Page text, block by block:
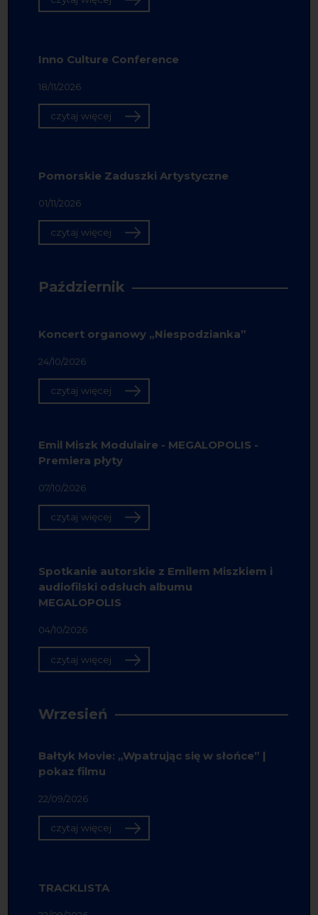
Inno Culture Conference
18/11/2026
czytaj więcej
Pomorskie Zaduszki Artystyczne
01/11/2026
czytaj więcej
Październik
Koncert organowy „Niespodzianka”
24/10/2026
czytaj więcej
Emil Miszk Modulaire - MEGALOPOLIS -
Premiera płyty
07/10/2026
czytaj więcej
Spotkanie autorskie z Emilem Miszkiem i
audiofilski odsłuch albumu
MEGALOPOLIS
04/10/2026
czytaj więcej
Wrzesień
Bałtyk Movie: „Wpatrując się w słońce” |
pokaz filmu
22/09/2026
czytaj więcej
TRACKLISTA